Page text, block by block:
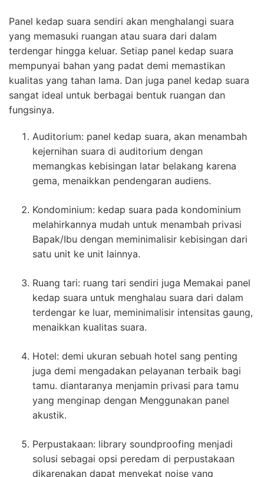
Panel kedap suara sendiri akan menghalangi suara
yang memasuki ruangan atau suara dari dalam
terdengar hingga keluar. Setiap panel kedap suara
mempunyai bahan yang padat demi memastikan
kualitas yang tahan lama. Dan juga panel kedap suara
sangat ideal untuk berbagai bentuk ruangan dan
fungsinya.
Auditorium: panel kedap suara, akan menambah
kejernihan suara di auditorium dengan
memangkas kebisingan latar belakang karena
gema, menaikkan pendengaran audiens.
Kondominium: kedap suara pada kondominium
melahirkannya mudah untuk menambah privasi
Bapak/Ibu dengan meminimalisir kebisingan dari
satu unit ke unit lainnya.
Ruang tari: ruang tari sendiri juga Memakai panel
kedap suara untuk menghalau suara dari dalam
terdengar ke luar, meminimalisir intensitas gaung,
menaikkan kualitas suara.
Hotel: demi ukuran sebuah hotel sang penting
juga demi mengadakan pelayanan terbaik bagi
tamu. diantaranya menjamin privasi para tamu
yang menginap dengan Menggunakan panel
akustik.
Perpustakaan: library soundproofing menjadi
solusi sebagai opsi peredam di perpustakaan
dikarenakan dapat menyekat noise yang